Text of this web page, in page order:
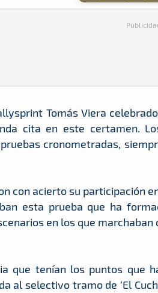
Tomás Viera
cita en este certamen.
cronometradas,
con acierto su participación
esta prueba que ha
en los que
que tenían los puntos que
al selectivo tramo de ‘El